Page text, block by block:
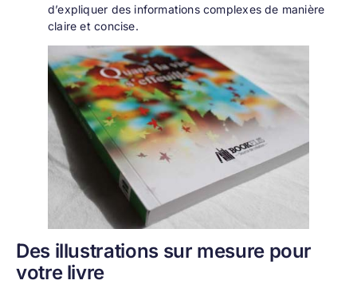
d’expliquer des informations complexes de manière
claire et concise.
Des illustrations sur mesure pour
votre livre